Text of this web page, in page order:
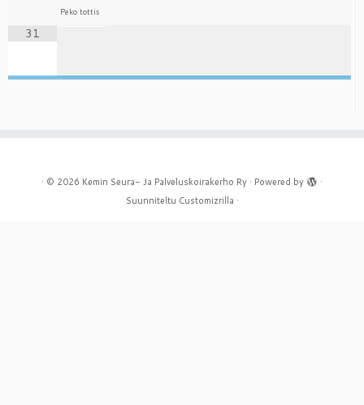
Peko tottis
31
· © 2026 Kemin Seura- Ja Palveluskoirakerho Ry · Powered by
·
Suunniteltu Customizrilla ·